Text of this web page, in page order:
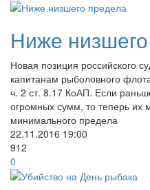
Ниже
Новая позиция российского
капитанам рыболовного
ч. 2 ст. 8.17 КоАП. Если
огромных сумм, то теперь их
минимального предела
22.11.2016 19:00
912
0